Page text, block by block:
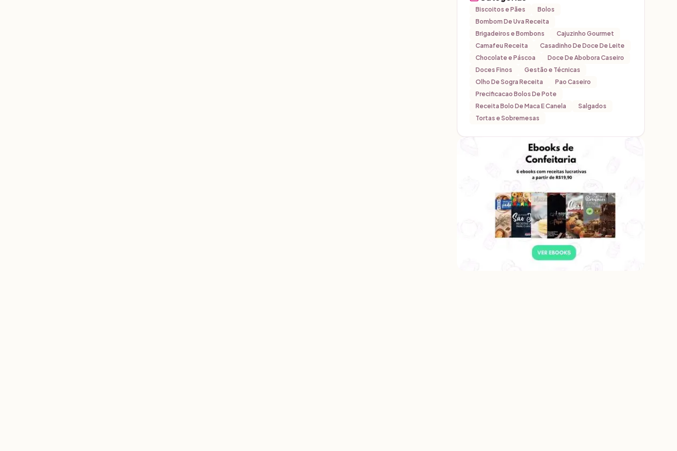
Biscoitos e Pães
Bolos
Bombom De Uva Receita
Brigadeiros e Bombons
Cajuzinho Gourmet
Camafeu Receita
Casadinho De Doce De Leite
Chocolate e Páscoa
Doce De Abobora Caseiro
Doces Finos
Gestão e Técnicas
Olho De Sogra Receita
Pao Caseiro
Precificacao Bolos De Pote
Receita Bolo De Maca E Canela
Salgados
Tortas e Sobremesas